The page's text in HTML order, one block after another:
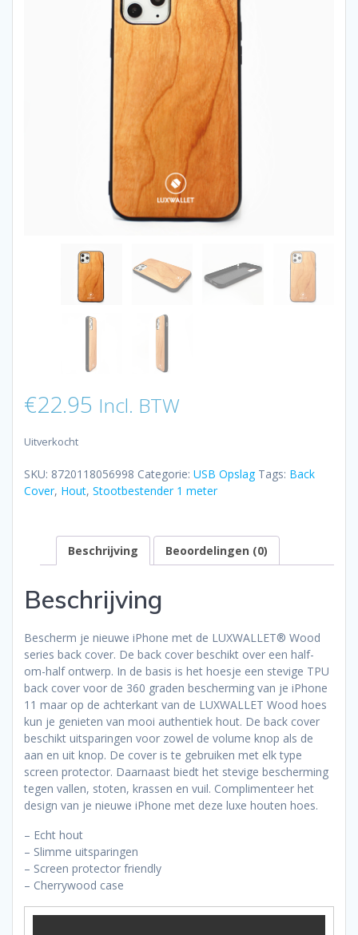
€22.95 Incl. BTW
Uitverkocht
SKU: 8720118056998 Categorie: USB Opslag Tags: Back
Cover, Hout, Stootbestender 1 meter
Beschrijving Beoordelingen (0)
Beschrijving
Bescherm je nieuwe iPhone met de LUXWALLET® Wood
series back cover. De back cover beschikt over een half-
om-half ontwerp. In de basis is het hoesje een stevige TPU
back cover voor de 360 graden bescherming van je iPhone
11 maar op de achterkant van de LUXWALLET Wood hoes
kun je genieten van mooi authentiek hout. De back cover
beschikt uitsparingen voor zowel de volume knop als de
aan en uit knop. De cover is te gebruiken met elk type
screen protector. Daarnaast biedt het stevige bescherming
tegen vallen, stoten, krassen en vuil. Complimenteer het
design van je nieuwe iPhone met deze luxe houten hoes.
– Echt hout
– Slimme uitsparingen
– Screen protector friendly
– Cherrywood case